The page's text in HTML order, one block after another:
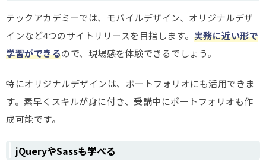
テックアカデミーでは、モバイルデザイン、オリジナルデザ
インなど4つのサイトリリースを目指します。 実務に近い形で
学習ができるので、現場感を体験できるでしょう。
特にオリジナルデザインは、ポートフォリオにも活用できま
す。素早くスキルが身に付き、受講中にポートフォリオも作
成可能です。
jQueryやSassも学べる